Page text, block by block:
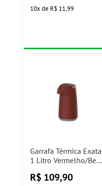
10x de R$ 11,99
Garrafa Térmica Exata
1 Litro Vermelho/Bege
R$ 109,90